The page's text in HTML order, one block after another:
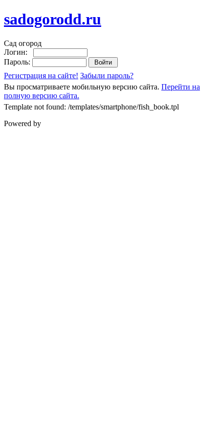
sadogorodd.ru
Сад огород
Логин:
Пароль:
Регистрация на сайте! Забыли пароль?
Вы просматриваете мобильную версию сайта. Перейти на
полную версию сайта.
Template not found: /templates/smartphone/fish_book.tpl
Powered by